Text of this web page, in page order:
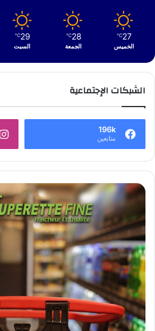
27
℃
الخميس
28
℃
الجمعة
29
℃
السبت
الشبكات الإجتماعية
196k
متابعين